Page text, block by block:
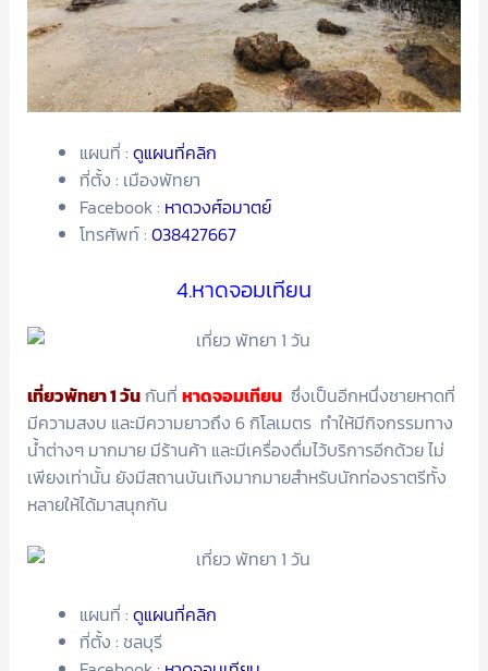
แผนที่ : ดูแผนที่คลิก
ที่ตั้ง : เมืองพัทยา
Facebook : หาดวงศ์อมาตย์
โทรศัพท์ : 038427667
4.หาดจอมเทียน
เที่ยวพัทยา 1 วันกันที่ หาดจอมเทียนซึ่งเป็นอีกหนึ่งชายหาดที่
มีความสงบ และมีความยาวถึง 6 กิโลเมตร ทำให้มีกิจกรรมทาง
น้ำต่างๆ มากมาย มีร้านค้า และมีเครื่องดื่มไว้บริการอีกด้วย ไม่
เพียงเท่านั้น ยังมีสถานบันเทิงมากมายสำหรับนักท่องราตรีทั้ง
หลายให้ได้มาสนุกกัน
แผนที่ : ดูแผนที่คลิก
ที่ตั้ง : ชลบุรี